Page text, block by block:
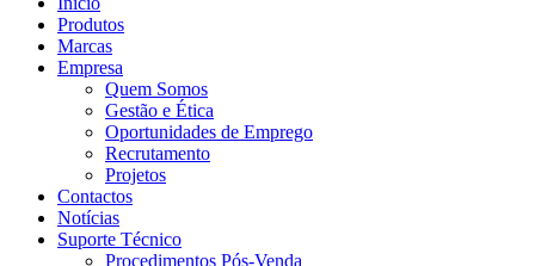
Produtos
Marcas
Empresa
Quem Somos
Gestão e Ética
Oportunidades de Emprego
Recrutamento
Projetos
Contactos
Notícias
Suporte Técnico
Procedimentos Pós-Venda